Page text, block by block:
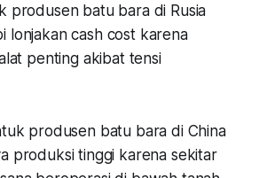
produsen batu bara di Rusia
lonjakan cash cost karena
penting akibat tensi
produsen batu bara di China
produksi tinggi karena sekitar